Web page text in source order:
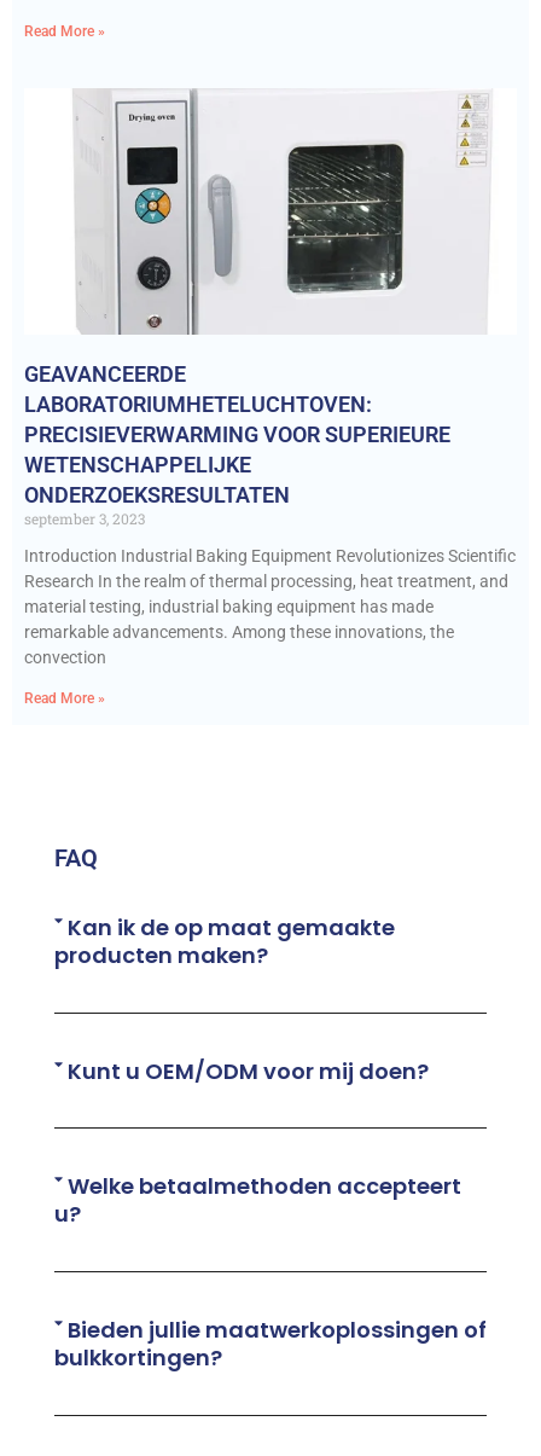
Read More »
GEAVANCEERDE
LABORATORIUMHETELUCHTOVEN:
PRECISIEVERWARMING VOOR SUPERIEURE
WETENSCHAPPELIJKE
ONDERZOEKSRESULTATEN
september 3, 2023
Introduction Industrial Baking Equipment Revolutionizes Scientific
Research In the realm of thermal processing, heat treatment, and
material testing, industrial baking equipment has made
remarkable advancements. Among these innovations, the
convection
Read More »
FAQ
Kan ik de op maat gemaakte
producten maken?
Kunt u OEM/ODM voor mij doen?
Welke betaalmethoden accepteert
u?
Bieden jullie maatwerkoplossingen of
bulkkortingen?